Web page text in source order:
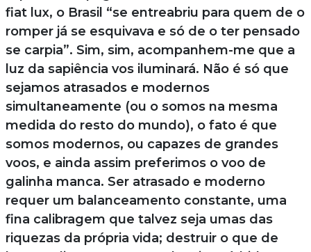
fiat lux, o Brasil “se entreabriu para quem de o
romper já se esquivava e só de o ter pensado
se carpia”. Sim, sim, acompanhem-me que a
luz da sapiência vos iluminará. Não é só que
sejamos atrasados e modernos
simultaneamente (ou o somos na mesma
medida do resto do mundo), o fato é que
somos modernos, ou capazes de grandes
voos, e ainda assim preferimos o voo de
galinha manca. Ser atrasado e moderno
requer um balanceamento constante, uma
fina calibragem que talvez seja umas das
riquezas da própria vida; destruir o que de